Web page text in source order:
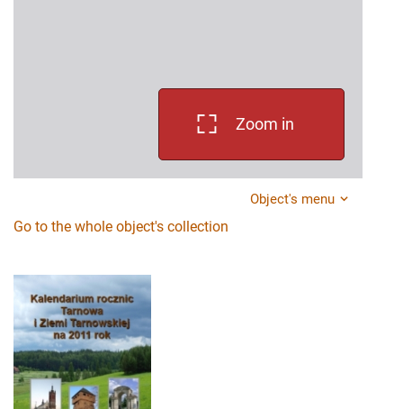
Zoom in
Object's menu
Go to the whole object's collection